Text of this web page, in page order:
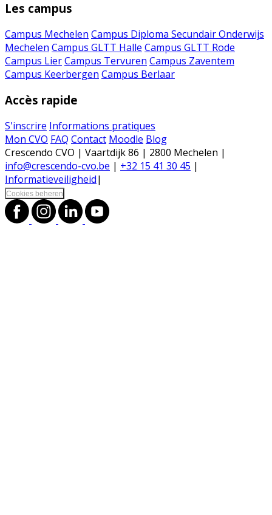
Les campus
Campus Mechelen Campus Diploma Secundair Onderwijs
Mechelen Campus GLTT Halle Campus GLTT Rode
Campus LierCampus Tervuren Campus Zaventem
Campus Keerbergen Campus Berlaar
Accès rapide
S'inscrire Informations pratiques
Mon CVO FAQ Contact Moodle Blog
Crescendo CVO | Vaartdijk 86 | 2800 Mechelen |
info@crescendo-cvo.be | +32 15 41 30 45 |
Informatieveiligheid|
Cookies beheren